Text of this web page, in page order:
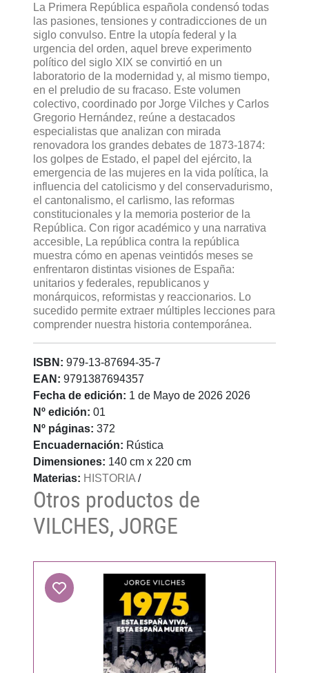
La Primera República española condensó todas
las pasiones, tensiones y contradicciones de un
siglo convulso. Entre la utopía federal y la
urgencia del orden, aquel breve experimento
político del siglo XIX se convirtió en un
laboratorio de la modernidad y, al mismo tiempo,
en el preludio de su fracaso. Este volumen
colectivo, coordinado por Jorge Vilches y Carlos
Gregorio Hernández, reúne a destacados
especialistas que analizan con mirada
renovadora los grandes debates de 1873-1874:
los golpes de Estado, el papel del ejército, la
emergencia de las mujeres en la vida política, la
influencia del catolicismo y del conservadurismo,
el cantonalismo, el carlismo, las reformas
constitucionales y la memoria posterior de la
República. Con rigor académico y una narrativa
accesible, La república contra la república
muestra cómo en apenas veintidós meses se
enfrentaron distintas visiones de España:
unitarios y federales, republicanos y
monárquicos, reformistas y reaccionarios. Lo
sucedido permite extraer múltiples lecciones para
comprender nuestra historia contemporánea.
ISBN: 979-13-87694-35-7
EAN: 9791387694357
Fecha de edición: 1 de Mayo de 2026 2026
Nº edición: 01
Nº páginas: 372
Encuadernación: Rústica
Dimensiones: 140 cm x 220 cm
Materias: HISTORIA /
Otros productos de
VILCHES, JORGE